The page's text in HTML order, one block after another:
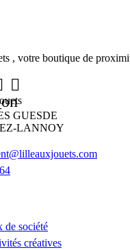
, votre boutique de

GUESDE
LANNOY
de société
créatives